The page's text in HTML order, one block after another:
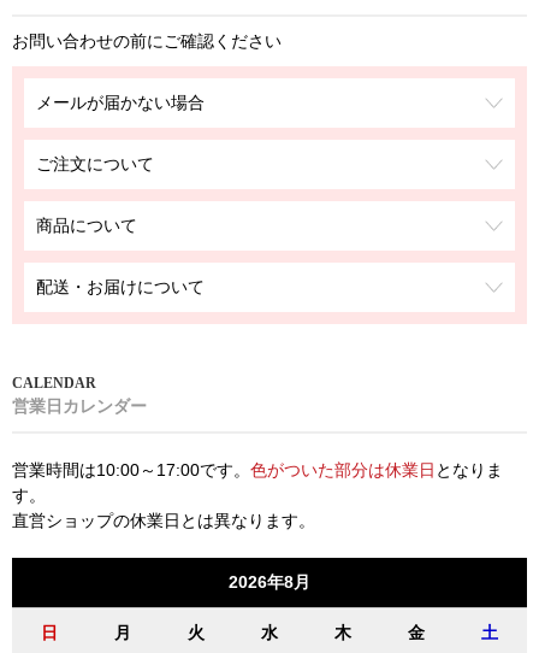
お問い合わせの前にご確認ください
メールが届かない場合
ご注文について
商品について
配送・お届けについて
営業日カレンダー
営業時間は10:00～17:00です。 色がついた部分は休業日 となりま
す。
直営ショップの休業日とは異なります。
2026年8月
日 月 火 水 木 金 土